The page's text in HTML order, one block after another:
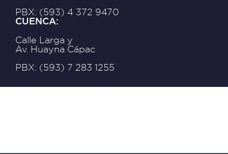
PBX: (593) 4 372 9470
CUENCA:
Calle Larga y
Av. Huayna Cápac
PBX: (593) 7 283 1255